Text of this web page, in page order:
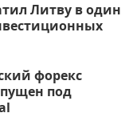
Литву в один
форекс
под